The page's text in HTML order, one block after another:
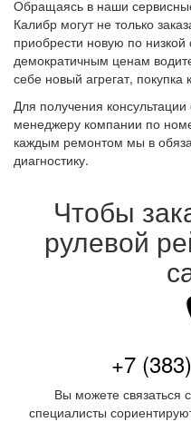
Обращаясь в наши
Калибр могут не только
приобрести новую по
демократичным ценам
себе новый агрегат, покупка
Для получения
менеджеру компании по
каждым ремонтом мы в
диагностику.
Чтобы
рулевой
+7
Вы можете
специалисты